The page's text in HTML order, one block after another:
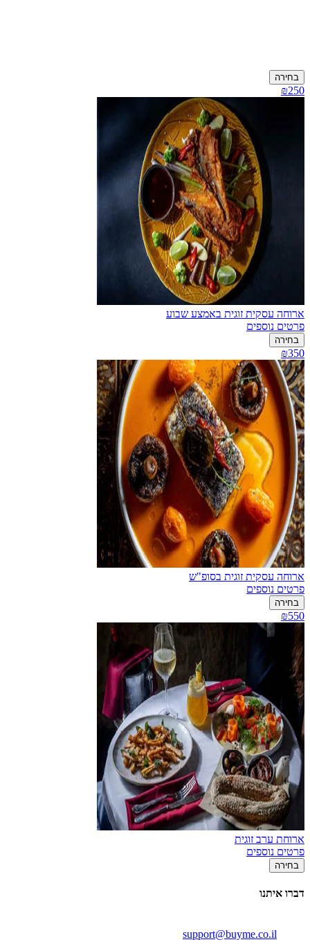
בחירה
₪250
ארוחה עסקית זוגית באמצע שבוע
פרטים נוספים
בחירה
₪350
ארוחה עסקית זוגית בסופ"ש
פרטים נוספים
בחירה
₪550
ארוחת ערב זוגית
פרטים נוספים
בחירה
דברו איתנו
support@buyme.co.il